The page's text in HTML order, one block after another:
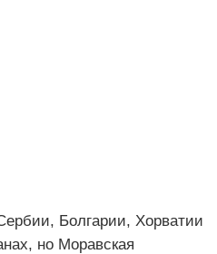
Болгарии, Хорватии
но Моравская